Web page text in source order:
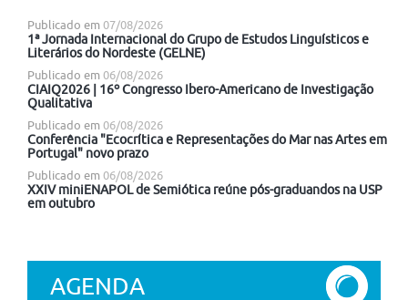
Publicado em 07/08/2026
1ª Jornada Internacional do Grupo de Estudos Linguísticos e
Literários do Nordeste (GELNE)
Publicado em 06/08/2026
CIAIQ2026 | 16º Congresso Ibero-Americano de Investigação
Qualitativa
Publicado em 06/08/2026
Conferência "Ecocrítica e Representações do Mar nas Artes em
Portugal" novo prazo
Publicado em 06/08/2026
XXIV miniENAPOL de Semiótica reúne pós-graduandos na USP
em outubro
AGENDA